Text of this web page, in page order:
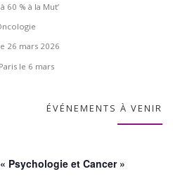
60 % à la Mut’
26 mars 2026
le 6 mars
ÉVÉNEMENTS À VENIR
Psychologie et Cancer »